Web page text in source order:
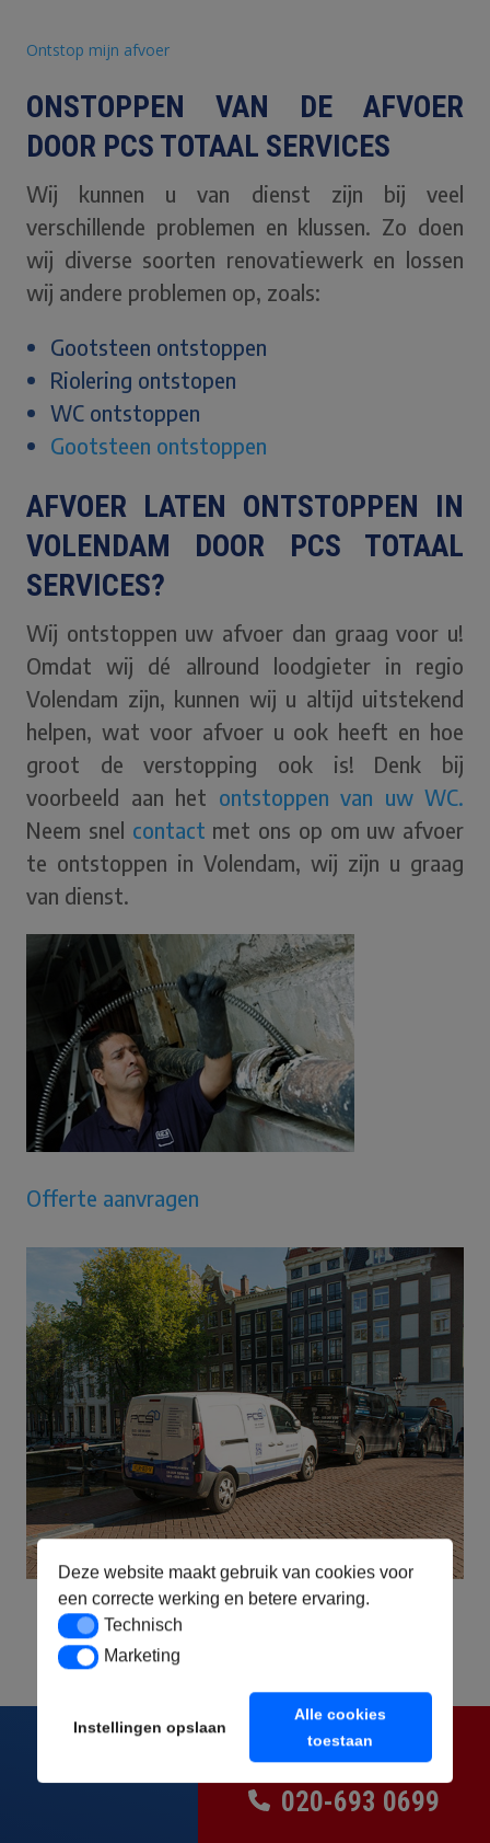
Deze website maakt gebruik van cookies voor
een correcte werking en betere ervaring.
TechnischTechnisch
MarketingMarketing
Instellingen opslaan
Alle cookies
toestaan
Ontstop mijn afvoer
ONSTOPPEN VAN DE AFVOER
DOOR PCS TOTAAL SERVICES
Wij kunnen u van dienst zijn bij veel
verschillende problemen en klussen. Zo doen
wij diverse soorten renovatiewerk en lossen
wij andere problemen op, zoals:
Gootsteen ontstoppen
Riolering ontstopen
WC ontstoppen
Gootsteen ontstoppen
AFVOER LATEN ONTSTOPPEN IN
VOLENDAM DOOR PCS TOTAAL
SERVICES?
Wij ontstoppen uw afvoer dan graag voor u!
Omdat wij dé allround loodgieter in regio
Volendam zijn, kunnen wij u altijd uitstekend
helpen, wat voor afvoer u ook heeft en hoe
groot de verstopping ook is! Denk bij
voorbeeld aan het ontstoppen van uw WC.
Neem snel contact met ons op om uw afvoer
te ontstoppen in Volendam, wij zijn u graag
van dienst.
Offerte aanvragen
NEEM CONTACT OP
020-693 0699